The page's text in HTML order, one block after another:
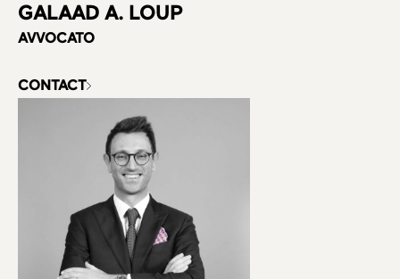
GALAAD A. LOUP
AVVOCATO
CONTACT